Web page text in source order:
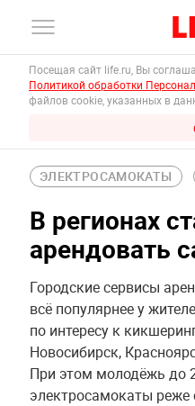
Посещая сайт life.ru, Вы
Политикой обработки
файлов cookie, указанных в
ЭЛЕКТРОСАМОКАТЫ
В регионах
арендовать
Городские сервисы
всё популярнее у
по интересу к
Новосибирск,
При этом молодёжь до
электросамокаты реже